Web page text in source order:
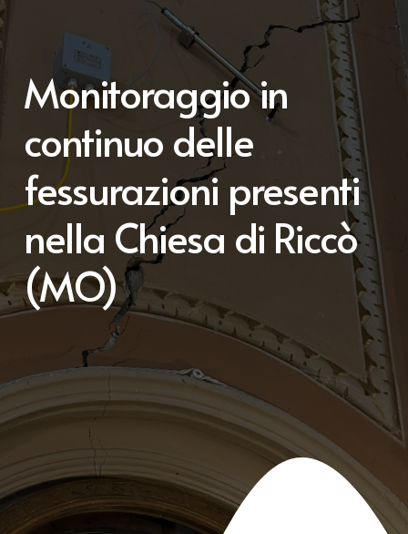
Monitoraggio in
continuo delle
fessurazioni presenti
nella Chiesa di Riccò
(MO)